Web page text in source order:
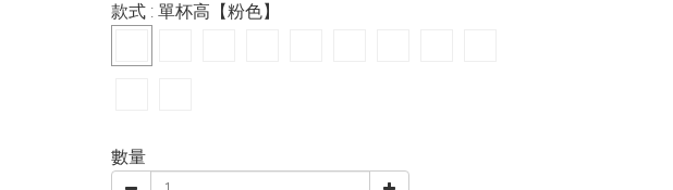
款式 : 單杯高【粉色】
數量